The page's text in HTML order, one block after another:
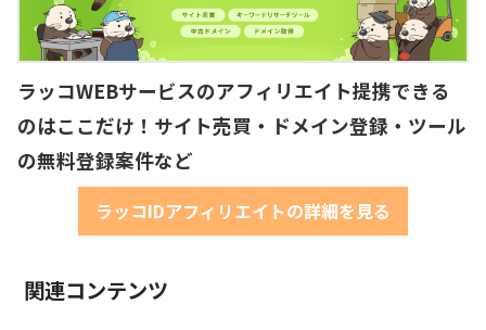
ラッコWEBサービスのアフィリエイト提携できる
のはここだけ！サイト売買・ドメイン登録・ツール
の無料登録案件など
ラッコIDアフィリエイトの詳細を見る
関連コンテンツ